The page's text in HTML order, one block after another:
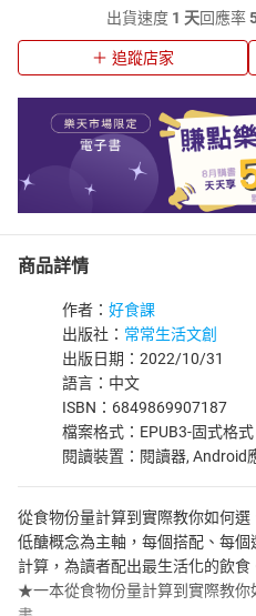
出貨速度 1 天回應率
追蹤店家
商品詳情
作者： 好食課
出版社： 常常生活文創
出版日期：2022/10/31
語言：中文
ISBN：6849869907187
檔案格式：EPUB3-固式格式
閱讀裝置：閱讀器, Android
從食物份量計算到實際教你如何
低醣概念為主軸，每個搭配、每
計算，為讀者配出最生活化的飲食
★一本從食物份量計算到實際教你